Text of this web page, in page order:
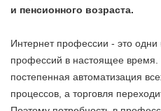
и пенсионного возраста.
Интернет профессии - это
профессий в настоящее время.
постепенная автоматизация
процессов, а торговля